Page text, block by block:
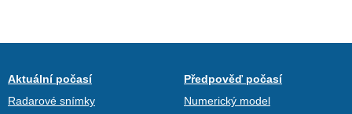
Aktuální počasí
Radarové snímky
Předpověď počasí
Numerický model